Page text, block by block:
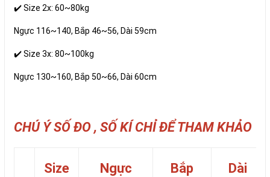
✔️ Size 2x: 60~80kg
Ngực 116~140, Bắp 46~56, Dài 59cm
✔️ Size 3x: 80~100kg
Ngực 130~160, Bắp 50~66, Dài 60cm
CHÚ Ý SỐ ĐO , SỐ KÍ CHỈ ĐỂ THAM KHẢO
Size Ngực Bắp Dài